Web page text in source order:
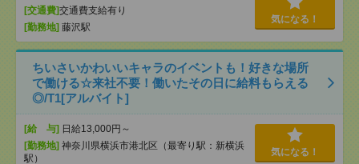
[交通費]交通費支給有り
[勤務地] 藤沢駅
気になる！
ちいさいかわいいキャラのイベントも！好きな場所
で働ける☆来社不要！働いたその日に給料もらえる
◎/T1[アルバイト]
[給 与] 日給13,000円～
[勤務地] 神奈川県横浜市港北区（最寄り駅：新横浜
駅）
気になる！